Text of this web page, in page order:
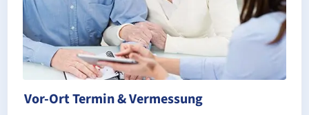
Vor-Ort Termin & Vermessung